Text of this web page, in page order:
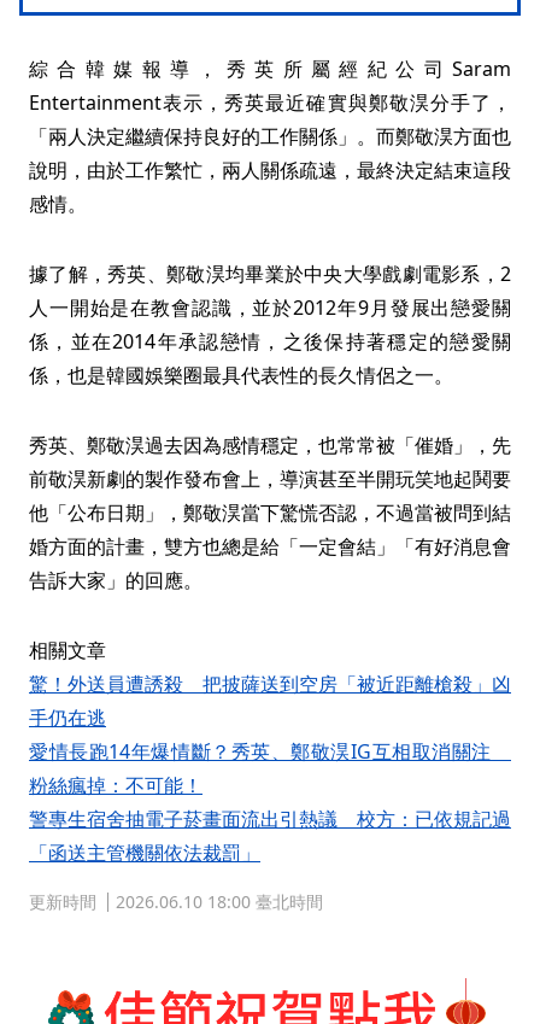
綜合韓媒報導，秀英所屬經紀公司Saram
Entertainment表示，秀英最近確實與鄭敬淏分手了，
「兩人決定繼續保持良好的工作關係」。而鄭敬淏方面也
說明，由於工作繁忙，兩人關係疏遠，最終決定結束這段
感情。
據了解，秀英、鄭敬淏均畢業於中央大學戲劇電影系，2
人一開始是在教會認識，並於2012年9月發展出戀愛關
係，並在2014年承認戀情，之後保持著穩定的戀愛關
係，也是韓國娛樂圈最具代表性的長久情侶之一。
秀英、鄭敬淏過去因為感情穩定，也常常被「催婚」，先
前敬淏新劇的製作發布會上，導演甚至半開玩笑地起鬨要
他「公布日期」，鄭敬淏當下驚慌否認，不過當被問到結
婚方面的計畫，雙方也總是給「一定會結」「有好消息會
告訴大家」的回應。
相關文章
驚！外送員遭誘殺 把披薩送到空房「被近距離槍殺」凶
手仍在逃
愛情長跑14年爆情斷？秀英、鄭敬淏IG互相取消關注
粉絲瘋掉：不可能！
警專生宿舍抽電子菸畫面流出引熱議 校方：已依規記過
「函送主管機關依法裁罰」
更新時間 2026.06.10 18:00 臺北時間